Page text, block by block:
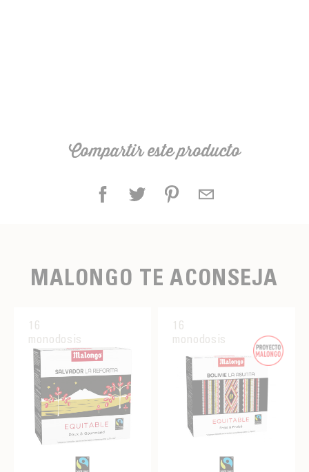
Compartir este producto
MALONGO TE ACONSEJA
16
monodosis
16
monodosis